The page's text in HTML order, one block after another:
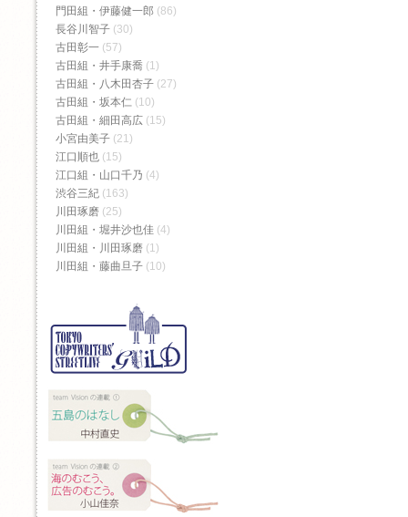
門田組・伊藤健一郎 (86)
長谷川智子 (30)
古田彰一 (57)
古田組・井手康喬 (1)
古田組・八木田杏子 (27)
古田組・坂本仁 (10)
古田組・細田高広 (15)
小宮由美子 (21)
江口順也 (15)
江口組・山口千乃 (4)
渋谷三紀 (163)
川田琢磨 (25)
川田組・堀井沙也佳 (4)
川田組・川田琢磨 (1)
川田組・藤曲旦子 (10)